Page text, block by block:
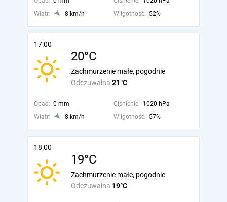
Wiatr:
8 km/h Wilgotność: 52%
17:00
20°C
Odczuwalna 21°C
Zachmurzenie małe, pogodnie
Opad: 0 mm Ciśnienie: 1020 hPa
Wiatr:
8 km/h Wilgotność: 57%
18:00
19°C
Odczuwalna 19°C
Zachmurzenie małe, pogodnie